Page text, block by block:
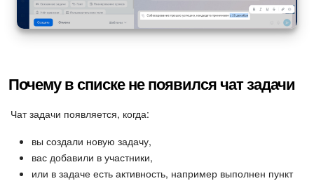
Почему в списке не появился чат задачи
Чат задачи появляется, когда:
вы создали новую задачу,
вас добавили в участники,
или в задаче есть активность, например выполнен пункт